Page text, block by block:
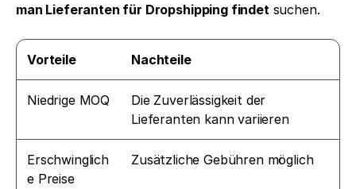
man Lieferanten für Dropshipping findet suchen.
Vorteile Nachteile
Niedrige MOQ
Die Zuverlässigkeit der
Lieferanten kann variieren
Erschwinglich
e Preise
Zusätzliche Gebühren möglich